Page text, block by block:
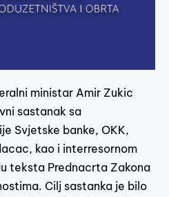
ministar Amir Zukic
sastanak sa
Svjetske banke, OKK,
kao i interresornom
teksta Prednacrta Zakona
Cilj sastanka je bilo